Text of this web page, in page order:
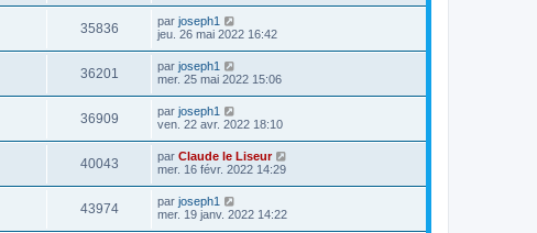
35836 par joseph1
jeu. 26 mai 2022 16:42
36201 par joseph1
mer. 25 mai 2022 15:06
36909 par joseph1
ven. 22 avr. 2022 18:10
40043 par Claude le Liseur
mer. 16 févr. 2022 14:29
43974 par joseph1
mer. 19 janv. 2022 14:22